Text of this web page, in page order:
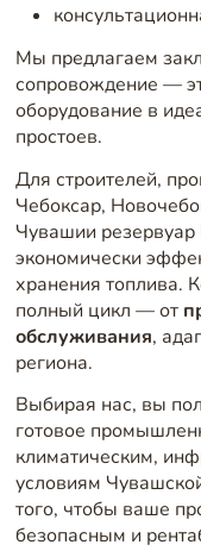
Мы предлагаем
сопровождение —
оборудование в
простоев.
Для строителей,
Чебоксар,
Чувашии
экономически
хранения топлива.
полный цикл — от
обслуживания,
региона.
Выбирая нас, вы
готовое
климатическим,
условиям
того, чтобы ваше
безопасным и